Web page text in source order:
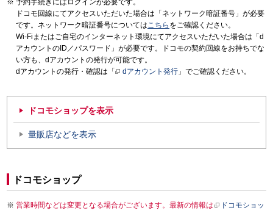
予約手続きにはログインが必要です。
ドコモ回線にてアクセスいただいた場合は「ネットワーク暗証番号」が必要
です。ネットワーク暗証番号についてはこちら をご確認ください。
Wi-Fiまたはご自宅のインターネット環境にてアクセスいただいた場合は「d
アカウントのID／パスワード」が必要です。ドコモの契約回線をお持ちでな
い方も、dアカウントの発行が可能です。
dアカウントの発行・確認は「
dアカウント発行 」でご確認ください。
ドコモショップを表示
量販店などを表示
ドコモショップ
営業時間などは変更となる場合がございます。最新の情報は
ドコモショッ